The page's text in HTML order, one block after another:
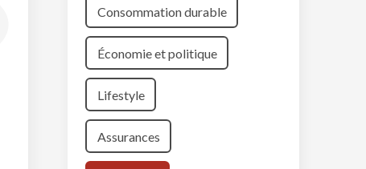
Consommation durable
Économie et politique
Lifestyle
Assurances